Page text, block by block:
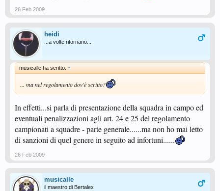
26 Feb 2009
heidi
...a volte ritornano...
musicalle ha scritto: ↑
... ma nel regolamento dov'è scritto?
In effetti...si parla di presentazione della squadra in campo ed
eventuali penalizzazioni agli art. 24 e 25 del regolamento
campionati a squadre - parte generale......ma non ho mai letto
di sanzioni di quel genere in seguito ad infortuni......
26 Feb 2009
musicalle
il maestro di Bertalex